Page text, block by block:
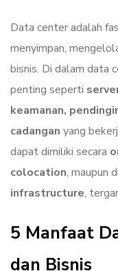
Data center adalah
menyimpan,
bisnis. Di dalam data
penting seperti
keamanan,
cadangan yang
dapat dimiliki secara
colocation, maupun
infrastructure,
5 Manfaat
dan Bisnis